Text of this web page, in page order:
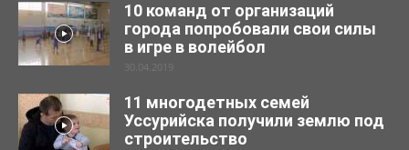
10 команд от организаций
города попробовали свои силы
в игре в волейбол
30.04.2019
11 многодетных семей
Уссурийска получили землю под
строительство